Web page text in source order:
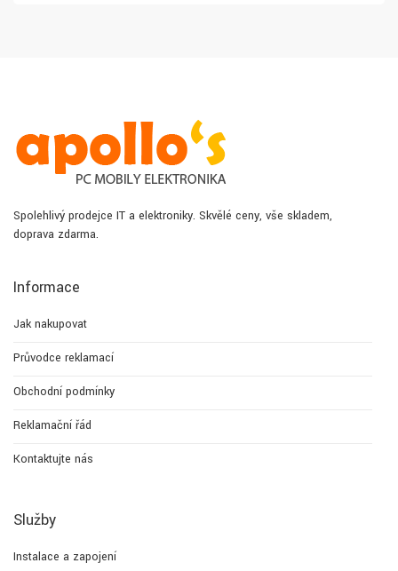
Spolehlivý prodejce IT a elektroniky. Skvělé ceny, vše skladem,
doprava zdarma.
Informace
Jak nakupovat
Průvodce reklamací
Obchodní podmínky
Reklamační řád
Kontaktujte nás
Služby
Instalace a zapojení